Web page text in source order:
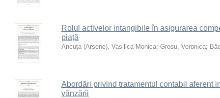
Rolul activelor intangibile în asigurarea
piață
Ancuța (Arsene), Vasilica-Monica; Grosu, Veronica;
Abordări privind tratamentul contabil aferent
vânzării